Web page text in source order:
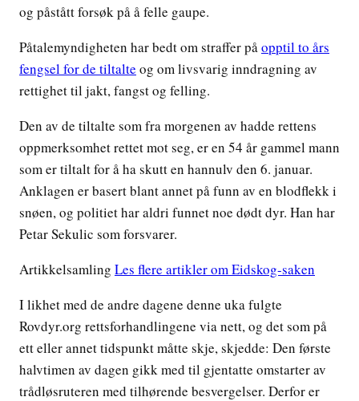
og påstått forsøk på å felle gaupe.
Påtalemyndigheten har bedt om straffer påopptil to års
fengsel for de tiltalte og om livsvarig inndragning av
rettighet til jakt, fangst og felling.
Den av de tiltalte som fra morgenen av hadde rettens
oppmerksomhet rettet mot seg, er en 54 år gammel mann
som er tiltalt for å ha skutt en hannulv den 6. januar.
Anklagen er basert blant annet på funn av en blodflekk i
snøen, og politiet har aldri funnet noe dødt dyr. Han har
Petar Sekulic som forsvarer.
Artikkelsamling Les flere artikler om Eidskog-saken
I likhet med de andre dagene denne uka fulgte
Rovdyr.org rettsforhandlingene via nett, og det som på
ett eller annet tidspunkt måtte skje, skjedde: Den første
halvtimen av dagen gikk med til gjentatte omstarter av
trådløsruteren med tilhørende besvergelser. Derfor er